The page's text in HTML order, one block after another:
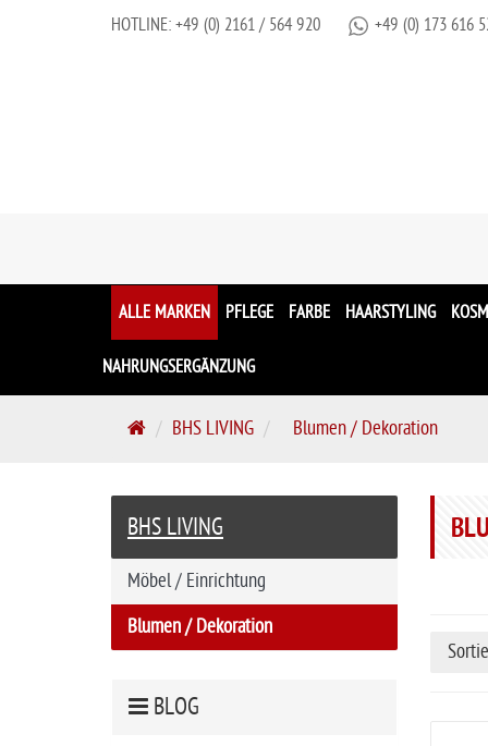
HOTLINE: +49 (0) 2161 / 564 920 +49 (0) 173 616
ALLE MARKEN PFLEGE FARBE HAARSTYLING
NAHRUNGSERGÄNZUNG
S
r
t
s
i
t
BHS LIVING Blumen / Dekoration
BHS LIVING
Möbel / Einrichtung
Blumen / Dekoration
BLOG